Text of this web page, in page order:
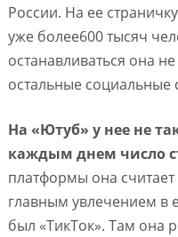
России. На ее
уже более600 тысяч
останавливаться она
остальные социальные
На «Ютуб» у нее не
каждым днем число
платформы она
главным увлечением в
был «ТикТок». Там она